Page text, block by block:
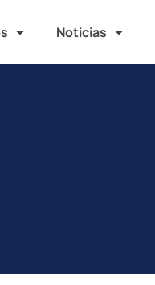
Noticias